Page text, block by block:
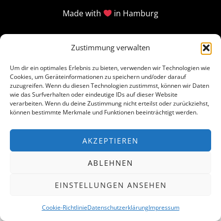
Zustimmung verwalten
Um dir ein optimales Erlebnis zu bieten, verwenden wir Technologien wie
Cookies, um Geräteinformationen zu speichern und/oder darauf
zuzugreifen. Wenn du diesen Technologien zustimmst, können wir Daten
wie das Surfverhalten oder eindeutige IDs auf dieser Website
verarbeiten. Wenn du deine Zustimmung nicht erteilst oder zurückziehst,
können bestimmte Merkmale und Funktionen beeinträchtigt werden.
AKZEPTIEREN
ABLEHNEN
EINSTELLUNGEN ANSEHEN
Cookie-RichtlinieDatenschutzerklärungImpressum
Made with in Hamburg